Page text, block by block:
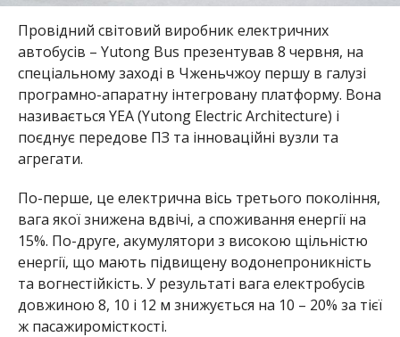
Провідний світовий виробник електричних
автобусів – Yutong Bus презентував 8 червня, на
спеціальному заході в Чженьчжоу першу в галузі
програмно-апаратну інтегровану платформу. Вона
називається YEA (Yutong Electric Architecture) і
поєднує передове ПЗ та інноваційні вузли та
агрегати.
По-перше, це електрична вісь третього покоління,
вага якої знижена вдвічі, а споживання енергії на
15%. По-друге, акумулятори з високою щільністю
енергії, що мають підвищену водонепроникність
та вогнестійкість. У результаті вага електробусів
довжиною 8, 10 і 12 м знижується на 10 – 20% за тієї
ж пасажиромісткості.